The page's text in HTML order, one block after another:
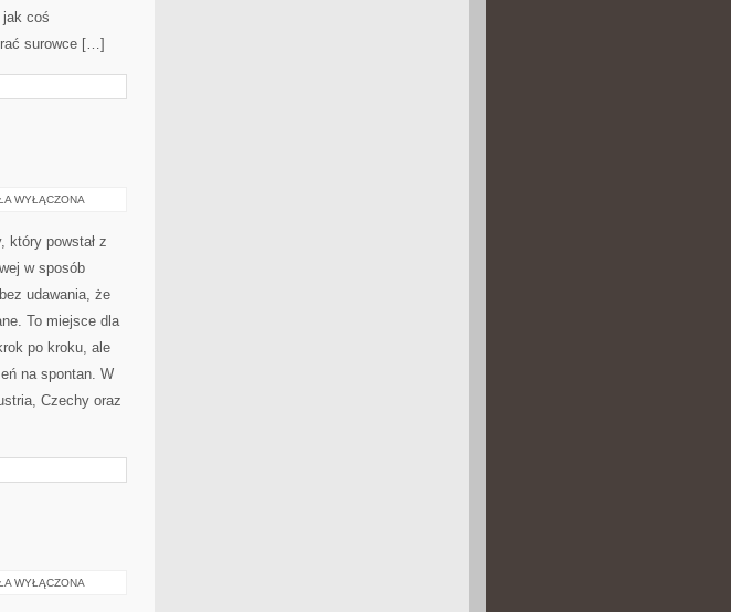
jak coś
surowce […]
WYŁĄCZONA
który powstał z
w sposób
udawania, że
To miejsce dla
po kroku, ale
na spontan. W
Czechy oraz
WYŁĄCZONA